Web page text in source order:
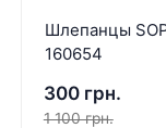
Шлепанцы
160654
300 грн.
1 100 грн.